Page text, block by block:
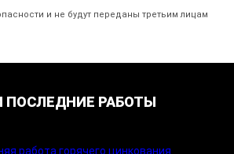
и не будут переданы третьим лицам
ПОСЛЕДНИЕ РАБОТЫ